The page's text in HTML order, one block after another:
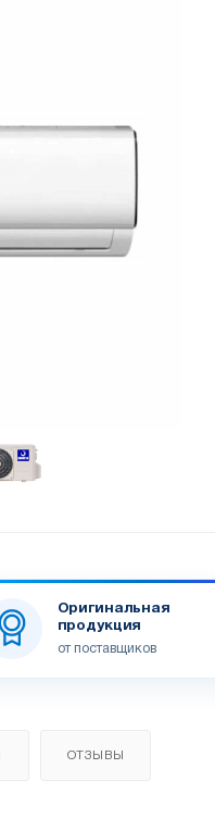
Оригинальная
продукция
от поставщиков
ОТЗЫВЫ